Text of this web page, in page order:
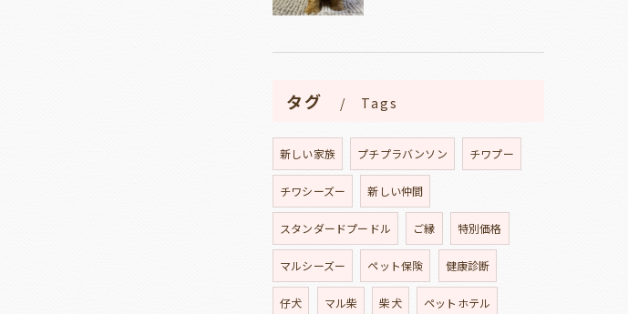
タグ Tags
新しい家族 プチプラバンソン チワプー
チワシーズー 新しい仲間
スタンダードプードル ご縁 特別価格
マルシーズー ペット保険 健康診断
仔犬 マル柴 柴犬 ペットホテル